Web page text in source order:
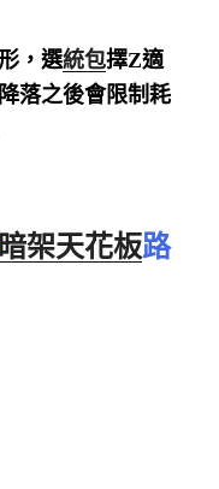
，選統包擇Z適
落之後會限制耗
暗架天花板路